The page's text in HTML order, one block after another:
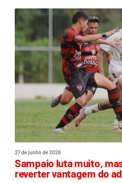
27 de junho de 2026
Sampaio luta muito,
reverter vantagem do